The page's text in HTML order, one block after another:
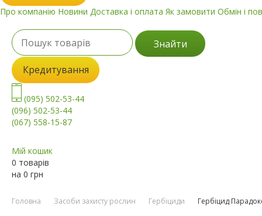
Про компанію Новини Доставка і оплата Як замовити Обмін і
Знайти
Кредитування
(095) 502-53-44
(096) 502-53-44
(067) 558-15-87
Мій кошик
0 товарів
на 0 грн
Головна Засоби захисту рослин Гербіциди Гербіцид